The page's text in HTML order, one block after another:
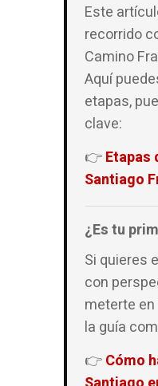
Este
recorrido
Camino
Aquí
etapas,
clave:
👉Etapas
Santiago
¿Es tu
Si quieres
con
meterte
la guía
👉Cómo